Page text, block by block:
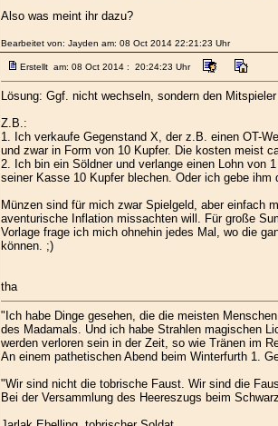
Also was meint ihr dazu?
Bearbeitet von: Jayden am: 08 Oct 2014 22:21:23 Uhr
Erstellt am: 08 Oct 2014 : 20:24:23 Uhr
Lösung: Ggf. nicht wechseln, sondern den
Z.B.:
1. Ich verkaufe Gegenstand X, der z.B. einen OT-
und zwar in Form von 10 Kupfer. Die kosten meist
2. Ich bin ein Söldner und verlange einen Lohn von
seiner Kasse 10 Kupfer blechen. Oder ich gebe
Münzen sind für mich zwar Spielgeld, aber einfach
aventurische Inflation missachten will. Für große
Vorlage frage ich mich ohnehin jedes Mal, wo die
können. ;)
tha
"Ich habe Dinge gesehen, die die meisten
des Madamals. Und ich habe Strahlen magischen
werden verloren sein in der Zeit, so wie Tränen im
An einem pathetischen Abend beim Winterfurth 1.
"Wir sind nicht die tobrische Faust. Wir sind die
Bei der Versammlung des Heereszugs beim